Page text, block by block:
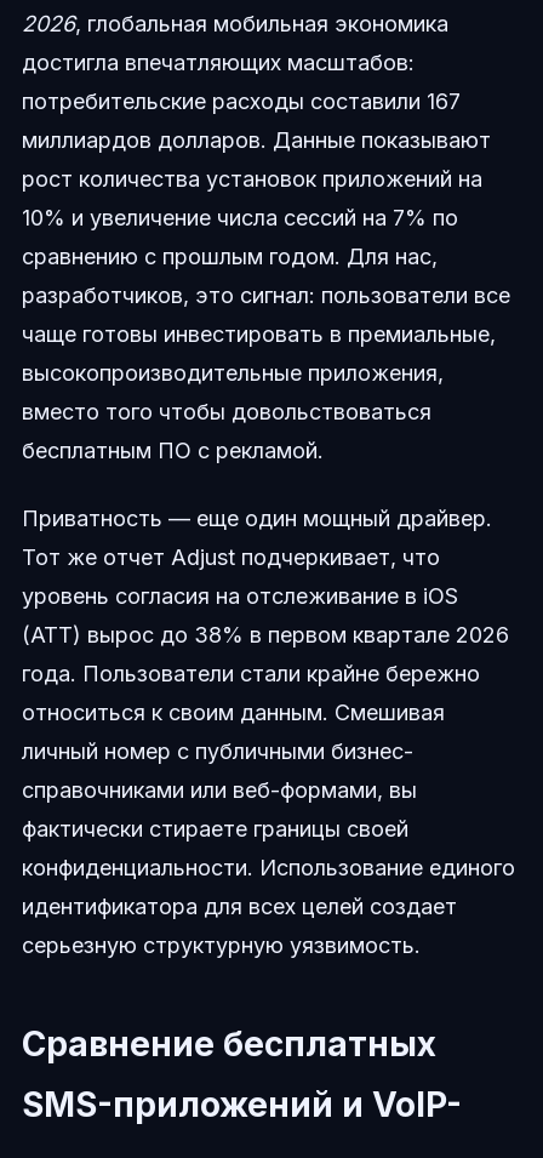
2026, глобальная мобильная экономика
достигла впечатляющих масштабов:
потребительские расходы составили 167
миллиардов долларов. Данные показывают
рост количества установок приложений на
10% и увеличение числа сессий на 7% по
сравнению с прошлым годом. Для нас,
разработчиков, это сигнал: пользователи все
чаще готовы инвестировать в премиальные,
высокопроизводительные приложения,
вместо того чтобы довольствоваться
бесплатным ПО с рекламой.
Приватность — еще один мощный драйвер.
Тот же отчет Adjust подчеркивает, что
уровень согласия на отслеживание в iOS
(ATT) вырос до 38% в первом квартале 2026
года. Пользователи стали крайне бережно
относиться к своим данным. Смешивая
личный номер с публичными бизнес-
справочниками или веб-формами, вы
фактически стираете границы своей
конфиденциальности. Использование единого
идентификатора для всех целей создает
серьезную структурную уязвимость.
Сравнение бесплатных
SMS-приложений и VoIP-